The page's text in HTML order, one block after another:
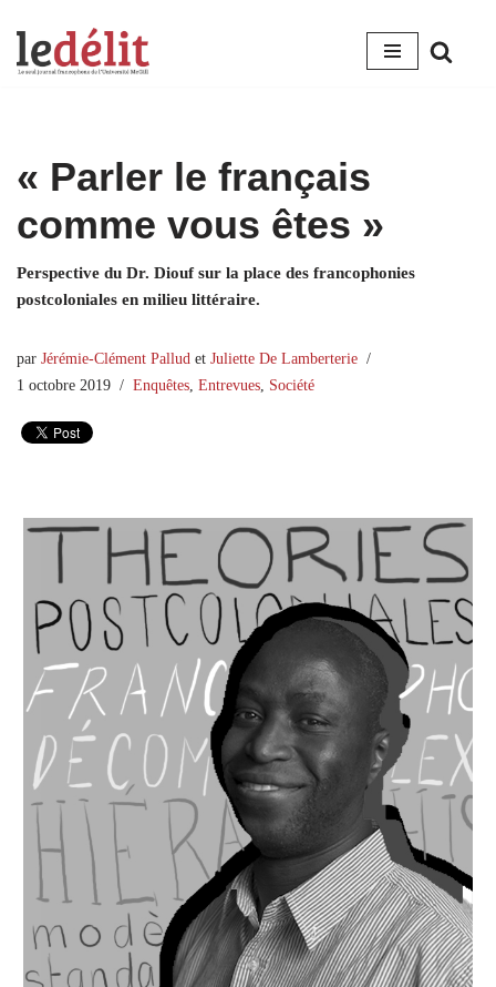
Aller
« Parler le français
comme vous êtes »
Perspective du Dr. Diouf sur la place des francophonies
postcoloniales en milieu littéraire.
par Jérémie-Clément Pallud et Juliette De Lamberterie
1 octobre 2019
Enquêtes Entrevues Société